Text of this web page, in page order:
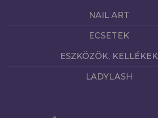
NAIL ART
ECSETEK
ESZKÖZÖK, KELLÉKEK
LADYLASH